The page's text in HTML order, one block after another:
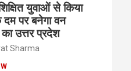
युवाओं से किया
पर बनेगा वन
उत्तर प्रदेश
Sharma